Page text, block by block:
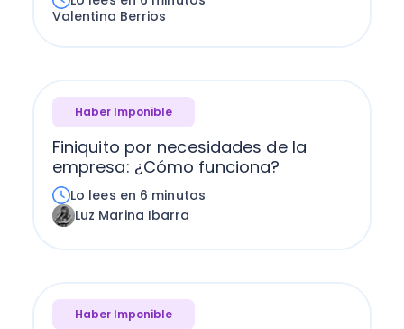
Valentina Berrios
Haber Imponible
Finiquito por necesidades de la
empresa: ¿Cómo funciona?
Lo lees en 6 minutos
Luz Marina Ibarra
Haber Imponible